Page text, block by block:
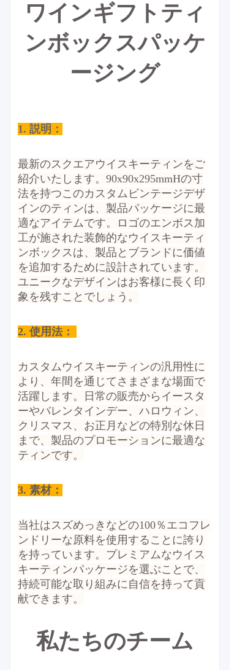
ワインギフトティ
ンボックスパッケ
ージング
1. 説明：
最新のスクエアウイスキーティンをご
紹介いたします。90x90x295mmHの寸
法を持つこのカスタムビンテージデザ
インのティンは、製品パッケージに最
適なアイテムです。ロゴのエンボス加
工が施された装飾的なウイスキーティ
ンボックスは、製品とブランドに価値
を追加するために設計されています。
ユニークなデザインはお客様に長く印
象を残すことでしょう。
2. 使用法：
カスタムウイスキーティンの汎用性に
より、年間を通じてさまざまな場面で
活躍します。日常の販売からイースタ
ーやバレンタインデー、ハロウィン、
クリスマス、お正月などの特別な休日
まで、製品のプロモーションに最適な
ティンです。
3. 素材：
当社はスズめっきなどの100％エコフレ
ンドリーな原料を使用することに誇り
を持っています。プレミアムなウイス
キーティンパッケージを選ぶことで、
持続可能な取り組みに自信を持って貢
献できます。
私たちのチーム